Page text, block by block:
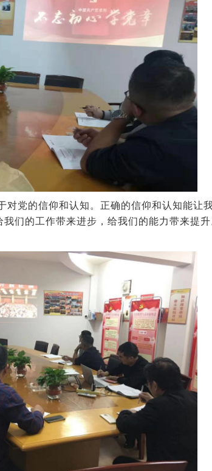
党的信仰和认知。 正确的信仰和认知能让
们的工作带来进步，给我们的能力带来提升